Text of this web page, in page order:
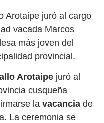
Arotaipe juró al cargo
vacada Marcos
más joven del
provincial.
Arotaipe juró al
cusqueña
la vacancia de
La ceremonia se